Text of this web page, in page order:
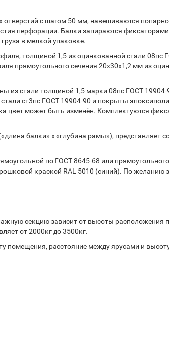
с шагом 50 мм, навешиваются
перфорации. Балки запираются
в мелкой упаковке.
толщиной 1,5 из оцинкованной стали 08пс
прямоугольного сечения 20х30х1,2 мм из
из стали толщиной 1,5 марки 08пс ГОСТ 19904-
ст3пс ГОСТ 19904-90 и покрыты
цвет может быть изменён. Комплектуются
балки» х «глубина рамы»), представляет
по ГОСТ 8645-68 или
краской RAL 5010 (синий). По желанию
секцию зависит от высоты расположения
от 2000кг до 3500кг.
помещения, расстояние между ярусами и